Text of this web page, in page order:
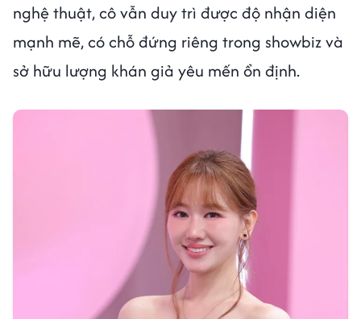
nghệ thuật, cô vẫn duy trì được độ nhận diện
mạnh mẽ, có chỗ đứng riêng trong showbiz và
sở hữu lượng khán giả yêu mến ổn định.